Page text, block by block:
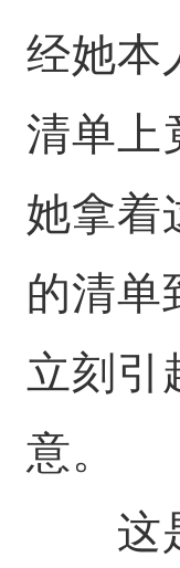
经她本
清单上
她拿着
的清单
立刻引
意。
这是